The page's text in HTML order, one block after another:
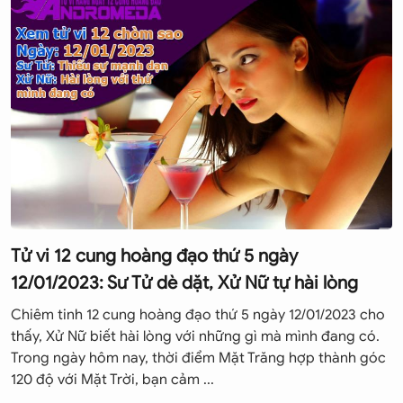
Tử vi 12 cung hoàng đạo thứ 5 ngày
12/01/2023: Sư Tử dè dặt, Xử Nữ tự hài lòng
Chiêm tinh 12 cung hoàng đạo thứ 5 ngày 12/01/2023 cho
thấy, Xử Nữ biết hài lòng với những gì mà mình đang có.
Trong ngày hôm nay, thời điểm Mặt Trăng hợp thành góc
120 độ với Mặt Trời, bạn cảm ...